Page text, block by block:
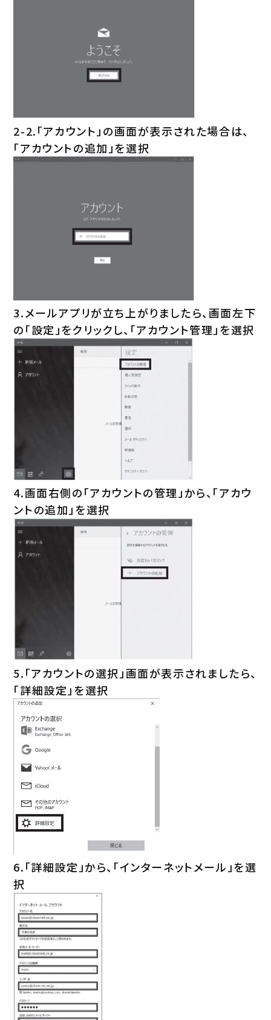
2-2.「アカウント」の画面が表示された場合は、
「アカウントの追加」を選択
3.メールアプリが立ち上がりましたら、画面左下
の「設定」をクリックし、「アカウント管理」を選択
4.画面右側の「アカウントの管理」から、「アカウ
ントの追加」を選択
5.「アカウントの選択」画面が表示されましたら、
「詳細設定」を選択
6.「詳細設定」から、「インターネットメール」を選
択